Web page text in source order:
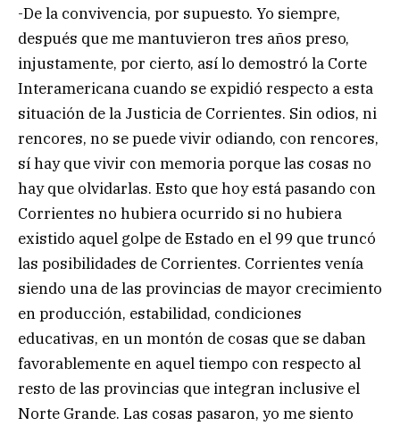
-De la convivencia, por supuesto. Yo siempre,
después que me mantuvieron tres años preso,
injustamente, por cierto, así lo demostró la Corte
Interamericana cuando se expidió respecto a esta
situación de la Justicia de Corrientes. Sin odios, ni
rencores, no se puede vivir odiando, con rencores,
sí hay que vivir con memoria porque las cosas no
hay que olvidarlas. Esto que hoy está pasando con
Corrientes no hubiera ocurrido si no hubiera
existido aquel golpe de Estado en el 99 que truncó
las posibilidades de Corrientes. Corrientes venía
siendo una de las provincias de mayor crecimiento
en producción, estabilidad, condiciones
educativas, en un montón de cosas que se daban
favorablemente en aquel tiempo con respecto al
resto de las provincias que integran inclusive el
Norte Grande. Las cosas pasaron, yo me siento